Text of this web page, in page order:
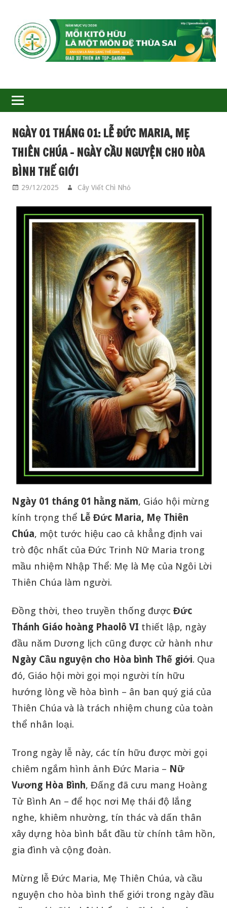
GIÁO
XỨ
THIÊN
ÂN-
TGP
NGÀY 01 THÁNG 01: LỄ ĐỨC MARIA, MẸ
THIÊN CHÚA – NGÀY CẦU NGUYỆN CHO HÒA
BÌNH THẾ GIỚI
29/12/2025 Cây Viết Chì Nhỏ
Ngày 01 tháng 01 hằng năm, Giáo hội mừng
kính trọng thể Lễ Đức Maria, Mẹ Thiên
Chúa, một tước hiệu cao cả khẳng định vai
trò độc nhất của Đức Trinh Nữ Maria trong
mầu nhiệm Nhập Thể: Mẹ là Mẹ của Ngôi Lời
Thiên Chúa làm người.
Đồng thời, theo truyền thống được Đức
Thánh Giáo hoàng Phaolô VI thiết lập, ngày
đầu năm Dương lịch cũng được cử hành như
Ngày Cầu nguyện cho Hòa bình Thế giới. Qua
đó, Giáo hội mời gọi mọi người tín hữu
hướng lòng về hòa bình – ân ban quý giá của
Thiên Chúa và là trách nhiệm chung của toàn
thể nhân loại.
Trong ngày lễ này, các tín hữu được mời gọi
chiêm ngắm hình ảnh Đức Maria – Nữ
Vương Hòa Bình, Đấng đã cưu mang Hoàng
Tử Bình An – để học nơi Mẹ thái độ lắng
nghe, khiêm nhường, tín thác và dấn thân
xây dựng hòa bình bắt đầu từ chính tâm hồn,
gia đình và cộng đoàn.
Mừng lễ Đức Maria, Mẹ Thiên Chúa, và cầu
nguyện cho hòa bình thế giới trong ngày đầu